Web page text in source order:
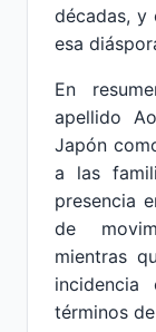
décadas, y
esa
En
apellido
Japón
a las
presencia
de
mientras
términos